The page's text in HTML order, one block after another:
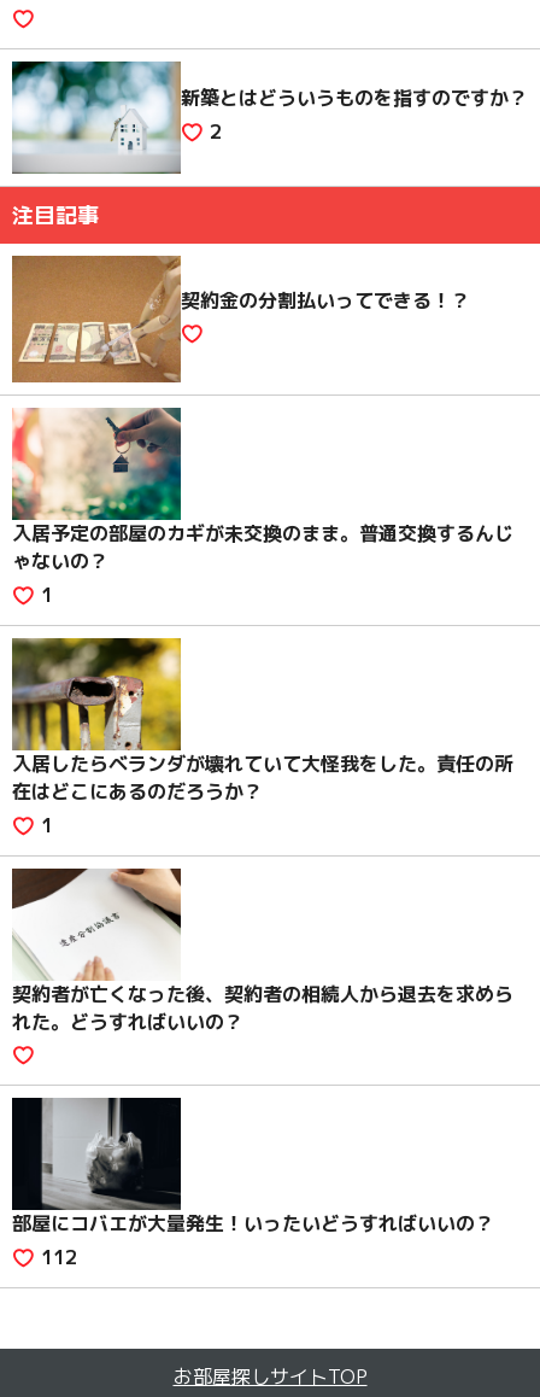
新築とはどういうものを指すのですか？
2
注目記事
契約金の分割払いってできる！？
入居予定の部屋のカギが未交換のまま。普通交換するんじ
ゃないの？
1
入居したらベランダが壊れていて大怪我をした。責任の所
在はどこにあるのだろうか？
1
契約者が亡くなった後、契約者の相続人から退去を求めら
れた。どうすればいいの？
部屋にコバエが大量発生！いったいどうすればいいの？
112
お部屋探しサイトTOP